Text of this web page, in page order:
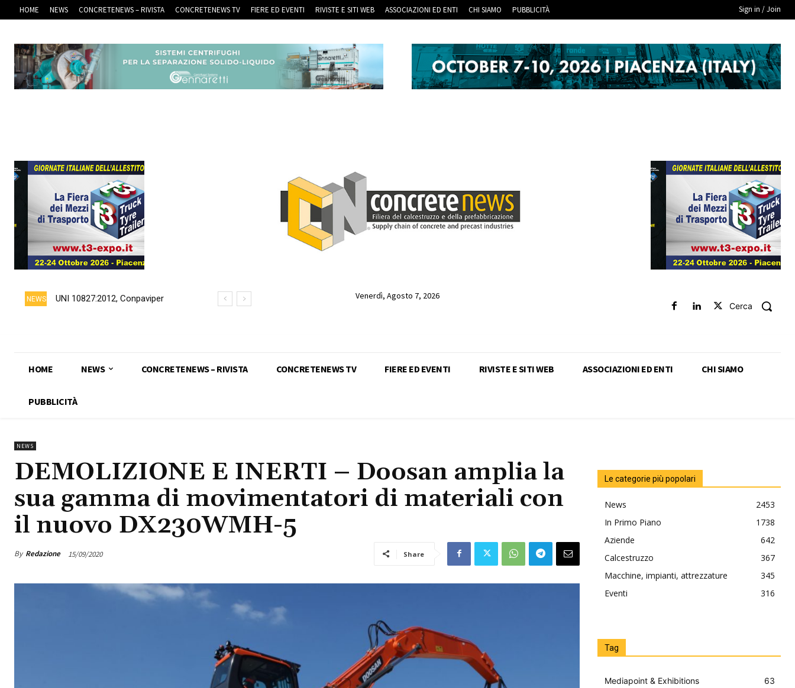
HOME NEWS CONCRETENEWS – RIVISTA CONCRETENEWS TV FIERE ED EVENTI RIVISTE E SITI WEB ASSOCIAZIONI ED ENTI CHI SIAMO PUBBLICITÀ Sign in / Join
NEWS
UNI 10827:2012, Conpaviper
Venerdì, Agosto 7, 2026
Cerca
HOME NEWS CONCRETENEWS – RIVISTA CONCRETENEWS TV FIERE ED EVENTI RIVISTE E SITI WEB ASSOCIAZIONI ED ENTI CHI SIAMO
PUBBLICITÀ
NEWS
DEMOLIZIONE E INERTI – Doosan amplia la
sua gamma di movimentatori di materiali con
il nuovo DX230WMH-5
By Redazione 15/09/2020 Share
Le categorie più popolari
News
2453
In Primo Piano
1738
Aziende
642
Calcestruzzo
367
Macchine, impianti, attrezzature
345
Eventi
316
Tag
Mediapoint & Exhibitions
63